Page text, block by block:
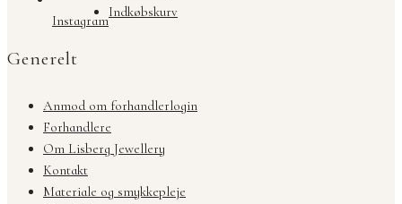
Instagram
Indkøbskurv
Generelt
Anmod om forhandlerlogin
Forhandlere
Om Lisberg Jewellery
Kontakt
Materiale og smykkepleje